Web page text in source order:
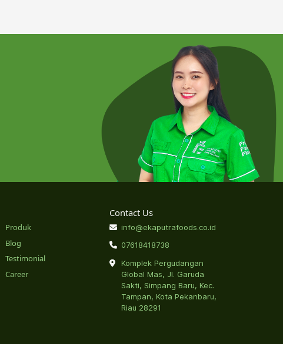
Produk
Blog
Testimonial
Career
Contact Us
info@ekaputrafoods.co.id
07618418738
Komplek Pergudangan
Global Mas, Jl. Garuda
Sakti, Simpang Baru, Kec.
Tampan, Kota Pekanbaru,
Riau 28291